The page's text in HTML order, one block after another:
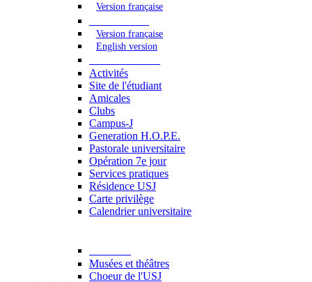
Version française
Version française
English version
Activités
Site de l'étudiant
Amicales
Clubs
Campus-J
Generation H.O.P.E.
Pastorale universitaire
Opération 7e jour
Services pratiques
Résidence USJ
Carte privilège
Calendrier universitaire
Musées et théâtres
Choeur de l'USJ